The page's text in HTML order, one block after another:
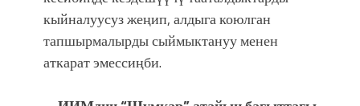
кыйналуусуз жеңип, алдыга коюлган
тапшырмалырды сыймыктануу менен
аткарат эмессиңби.